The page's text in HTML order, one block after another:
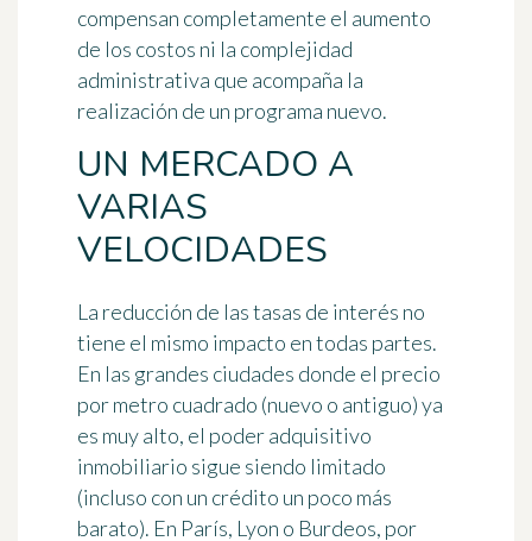
compensan completamente el aumento
de los costos ni la complejidad
administrativa que acompaña la
realización de un programa nuevo.
UN MERCADO A
VARIAS
VELOCIDADES
La reducción de las tasas de interés no
tiene el mismo impacto en todas partes.
En las grandes ciudades donde el precio
por metro cuadrado (nuevo o antiguo) ya
es muy alto, el poder adquisitivo
inmobiliario sigue siendo limitado
(incluso con un crédito un poco más
barato). En París, Lyon o Burdeos, por